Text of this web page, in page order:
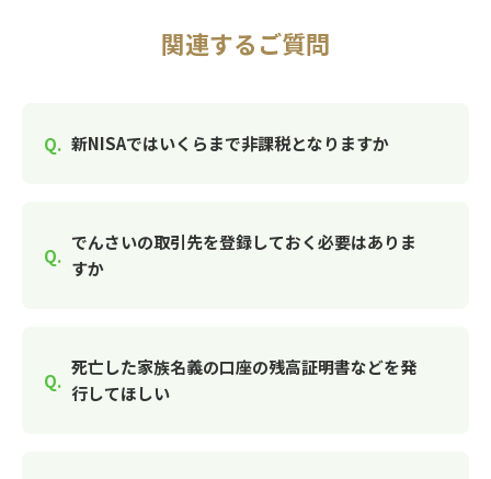
関連するご質問
新NISAではいくらまで非課税となりますか
でんさいの取引先を登録しておく必要はありま
すか
死亡した家族名義の口座の残高証明書などを発
行してほしい